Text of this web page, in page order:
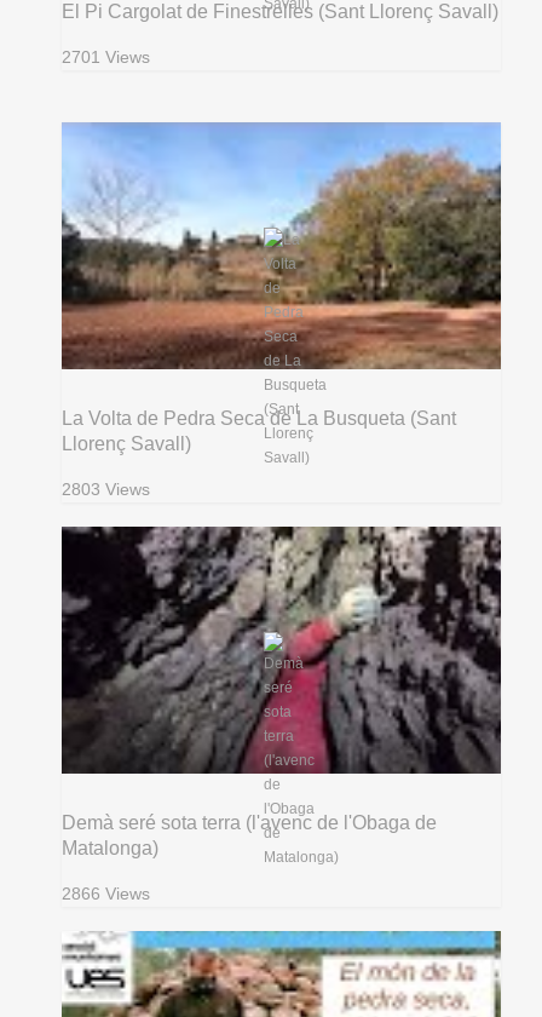
El Pi Cargolat de Finestrelles (Sant Llorenç Savall)
2701 Views
La Volta de Pedra Seca de La Busqueta (Sant
Llorenç Savall)
2803 Views
Demà seré sota terra (l'avenc de l'Obaga de
Matalonga)
2866 Views